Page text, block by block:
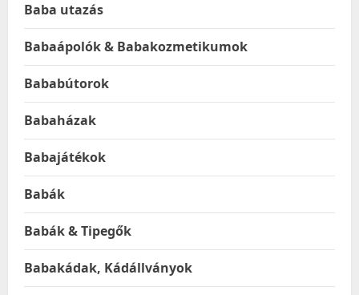
Baba utazás
Babaápolók & Babakozmetikumok
Bababútorok
Babaházak
Babajátékok
Babák
Babák & Tipegők
Babakádak, Kádállványok